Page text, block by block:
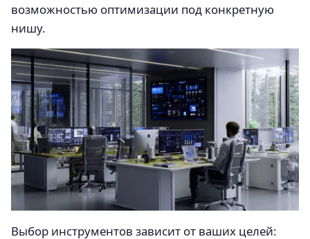
возможностью оптимизации под конкретную
нишу.
Выбор инструментов зависит от ваших целей: